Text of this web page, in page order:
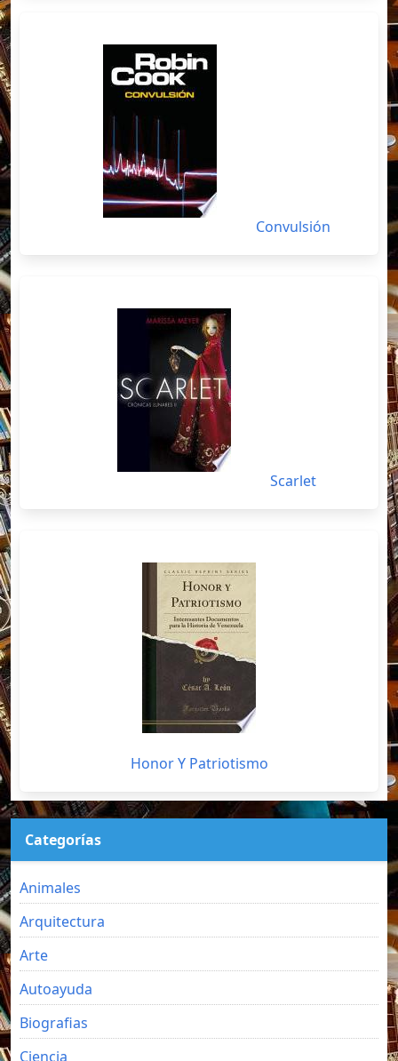
Convulsión
Scarlet
Honor Y Patriotismo
Categorías
Animales
Arquitectura
Arte
Autoayuda
Biografias
Ciencia